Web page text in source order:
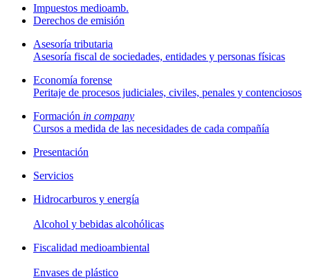
Impuestos medioamb.
Derechos de emisión
Asesoría tributaria
Asesoría fiscal de sociedades, entidades y personas físicas
Economía forense
Peritaje de procesos judiciales, civiles, penales y contenciosos
Formación in company
Cursos a medida de las necesidades de cada compañía
Presentación
Servicios
Hidrocarburos y energía
Alcohol y bebidas alcohólicas
Fiscalidad medioambiental
Envases de plástico